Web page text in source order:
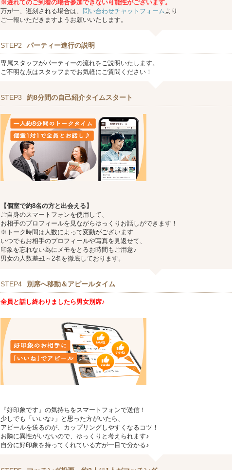
※遅れてのご到着の場合参加できない可能性がございます。
万が一、遅刻される場合は、 問い合わせチャットフォームより
ご一報いただきますようお願いいたします。
STEP2 パーティー進行の説明
専属スタッフがパーティーの流れをご説明いたします。
ご不明な点はスタッフまでお気軽にご質問ください！
STEP3 約8分間の自己紹介タイムスタート
【個室で約8名の方と出会える】
ご自身のスマートフォンを使用して、
お相手のプロフィールを見ながらゆっくりお話しができます！
※トーク時間は人数によって変動がございます
いつでもお相手のプロフィールや写真を見返せて、
印象を忘れない為にメモをとるお時間もご用意♪
男女の人数差±1～2名を徹底しております。
STEP4 別席へ移動＆アピールタイム
全員と話し終わりましたら男女別席♪
『好印象です』の気持ちをスマートフォンで送信！
少しでも「いいな♪」と思った方がいたら、
アピールを送るのが、カップリングしやすくなるコツ！
お隣に異性がいないので、ゆっくりと考えられます♪
自分に好印象を持ってくれている方が一目で分かる♪